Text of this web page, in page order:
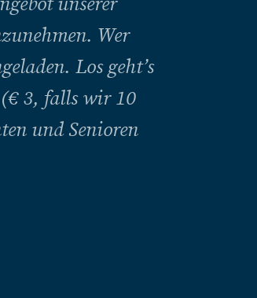
unserer
Wer
Los geht’s
3, falls wir 10
und Senioren